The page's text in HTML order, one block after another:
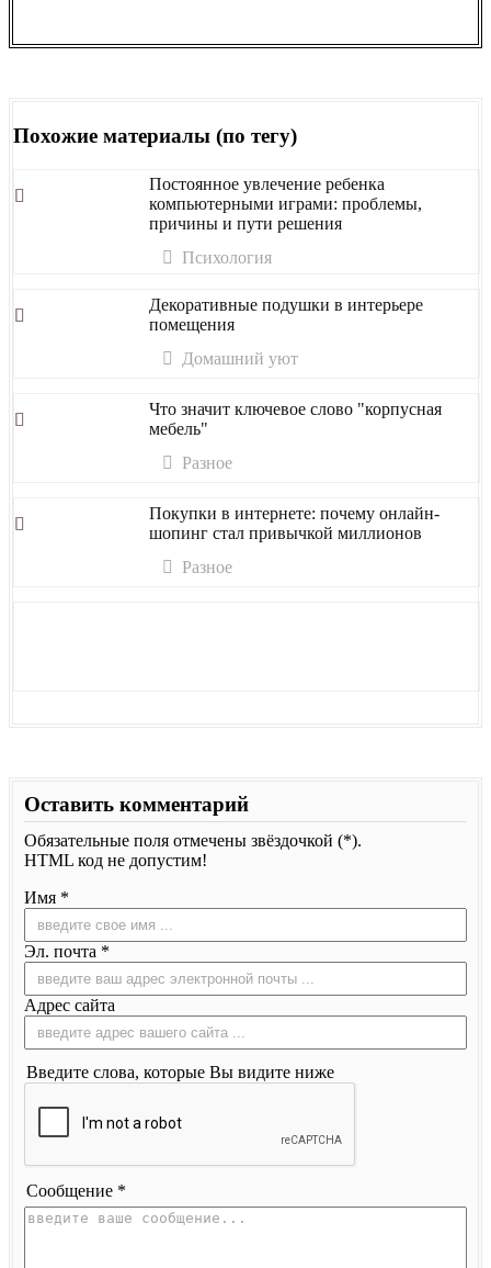
Похожие материалы (по тегу)
Постоянное увлечение ребенка
компьютерными играми: проблемы,
причины и пути решения
Психология
Декоративные подушки в интерьере
помещения
Домашний уют
Что значит ключевое слово "корпусная
мебель"
Разное
Покупки в интернете: почему онлайн-
шопинг стал привычкой миллионов
Разное
Оставить комментарий
Обязательные поля отмечены звёздочкой (*).
HTML код не допустим!
Имя *
Эл. почта *
Адрес сайта
Введите слова, которые Вы видите ниже
Сообщение *